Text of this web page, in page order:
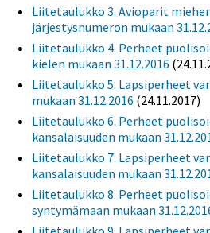
Liitetaulukko 3. Avioparit
järjestysnumeron mukaan
Liitetaulukko 4. Perheet
kielen mukaan 31.12.2016
Liitetaulukko 5. Lapsiperheet
mukaan 31.12.2016 (24.11.2017)
Liitetaulukko 6. Perheet
kansalaisuuden mukaan
Liitetaulukko 7. Lapsiperheet
kansalaisuuden mukaan
Liitetaulukko 8. Perheet
syntymämaan mukaan